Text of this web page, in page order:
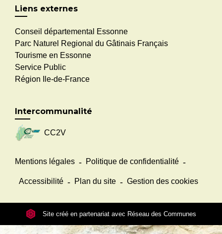
Liens externes
Conseil départemental Essonne
Parc Naturel Regional du Gâtinais Français
Tourisme en Essonne
Service Public
Région Ile-de-France
Intercommunalité
CC2V
Mentions légales - Politique de confidentialité -
Accessibilité - Plan du site - Gestion des cookies
Site créé en partenariat avec Réseau des Communes